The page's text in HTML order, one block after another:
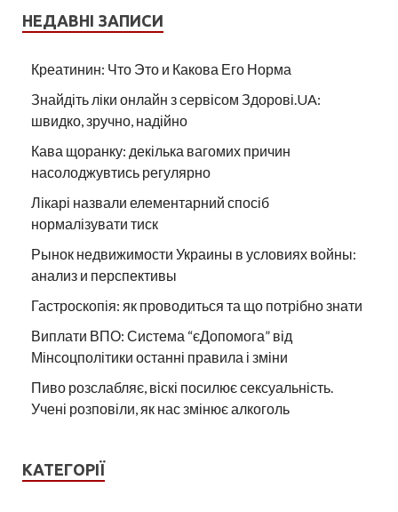
НЕДАВНІ ЗАПИСИ
Креатинин: Что Это и Какова Его Норма
Знайдіть ліки онлайн з сервісом Здорові.UA:
швидко, зручно, надійно
Кава щоранку: декілька вагомих причин
насолоджувтись регулярно
Лікарі назвали елементарний спосіб
нормалізувати тиск
Рынок недвижимости Украины в условиях войны:
анализ и перспективы
Гастроскопія: як проводиться та що потрібно знати
Виплати ВПО: Система “єДопомога” від
Мінсоцполітики останні правила і зміни
Пиво розслабляє, віскі посилює сексуальність.
Учені розповіли, як нас змінює алкоголь
КАТЕГОРІЇ